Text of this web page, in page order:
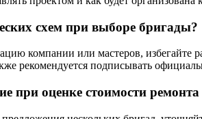
схем при выборе бригады?
компании или мастеров,
рекомендуется подписывать
при оценке стоимости